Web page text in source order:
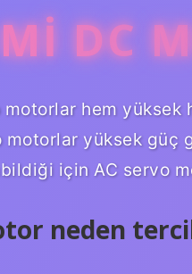
DC
motorlar hem
motorlar yüksek güç
için AC servo
neden